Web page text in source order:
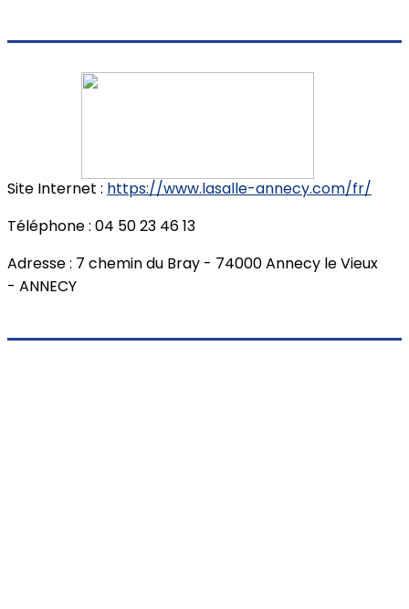
Site Internet : https://www.lasalle-annecy.com/fr/
Téléphone : 04 50 23 46 13
Adresse : 7 chemin du Bray - 74000 Annecy le Vieux
- ANNECY